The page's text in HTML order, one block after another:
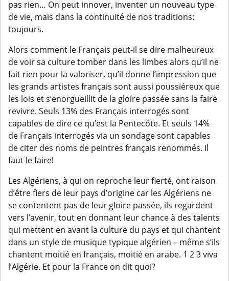
pas rien… On peut innover, inventer un nouveau type
de vie, mais dans la continuité de nos traditions:
toujours.
Alors comment le Français peut-il se dire malheureux
de voir sa culture tomber dans les limbes alors qu’il ne
fait rien pour la valoriser, qu’il donne l’impression que
les grands artistes français sont aussi poussiéreux que
les lois et s’enorgueillit de la gloire passée sans la faire
revivre. Seuls 13% des Français interrogés sont
capables de dire ce qu’est la Pentecôte. Et seuls 14%
de Français interrogés via un sondage sont capables
de citer des noms de peintres français renommés. Il
faut le faire!
Les Algériens, à qui on reproche leur fierté, ont raison
d’être fiers de leur pays d’origine car les Algériens ne
se contentent pas de leur gloire passée, ils regardent
vers l’avenir, tout en donnant leur chance à des talents
qui mettent en avant la culture du pays et qui chantent
dans un style de musique typique algérien – même s’ils
chantent moitié en français, moitié en arabe. 1 2 3 viva
l’Algérie. Et pour la France on dit quoi?